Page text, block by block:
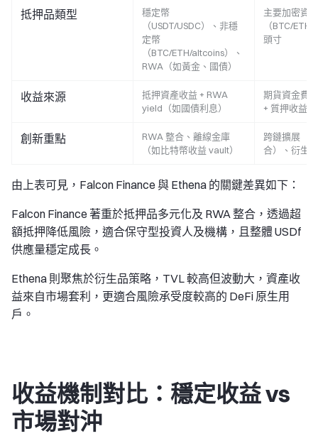
抵押品類型
穩定幣
（USDT/USDC）、非穩
定幣
（BTC/ETH/altcoins）、
RWA（如黃金、國債）
主要加密資產
（BTC/ETH
頭寸
收益來源
抵押資產收益 + RWA
yield（如國債利息）
期貨資金費
+ 質押收益
創新重點
RWA 整合、離線金庫
（如比特幣收益 vault）
跨鏈擴展（
合）、衍生
由上表可見，Falcon Finance 與 Ethena 的關鍵差異如下：
Falcon Finance 著重於抵押品多元化及 RWA 整合，透過超
額抵押降低風險，適合保守型投資人及機構，且整體 USDf
供應量穩定成長。
Ethena 則聚焦於衍生品策略，TVL 較高但波動大，資產收
益來自市場套利，更適合風險承受度較高的 DeFi 原生用
戶。
收益機制對比：穩定收益 vs
市場對沖